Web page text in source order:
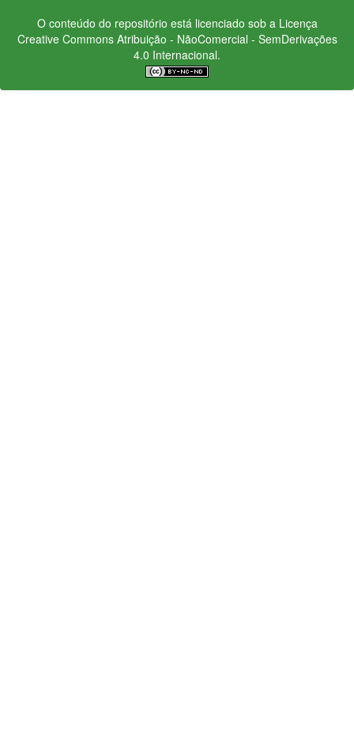
O conteúdo do repositório está licenciado sob a Licença
Creative CommonsAtribuição - NãoComercial - SemDerivações
4.0 Internacional.